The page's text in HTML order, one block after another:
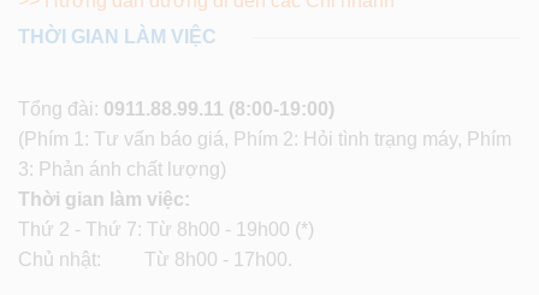
THỜI GIAN LÀM VIỆC
Tổng đài: 0911.88.99.11 (8:00-19:00)
(Phím 1: Tư vấn báo giá, Phím 2: Hỏi tình trạng máy, Phím
3: Phản ánh chất lượng)
Thời gian làm việc:
Thứ 2 - Thứ 7: Từ 8h00 - 19h00 (*)
Chủ nhật: Từ 8h00 - 17h00.